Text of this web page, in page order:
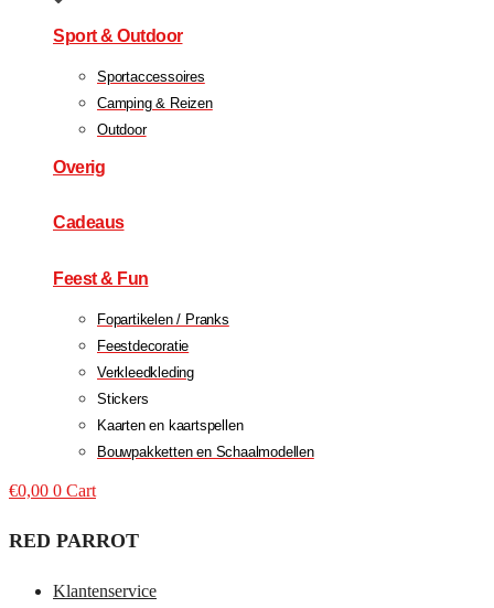
Sport & Outdoor
Sportaccessoires
Camping & Reizen
Outdoor
Overig
Cadeaus
Feest & Fun
Fopartikelen / Pranks
Feestdecoratie
Verkleedkleding
Stickers
Kaarten en kaartspellen
Bouwpakketten en Schaalmodellen
€0,00 0 Cart
RED PARROT
Klantenservice